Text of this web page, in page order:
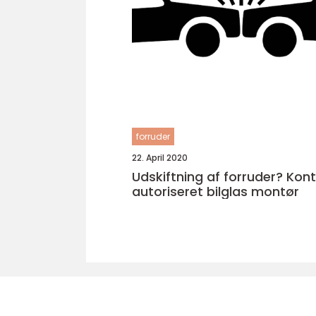
forruder
22. April 2020
Udskiftning af forruder?
autoriseret bilglas montør